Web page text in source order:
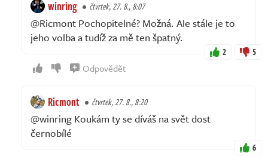
winring čtvrtek, 27. 8., 8:07
@Ricmont Pochopitelné? Možná. Ale stále je to
jeho volba a tudíž za mě ten špatný.
2 5
Odpovědět
Ricmont čtvrtek, 27. 8., 8:20
@winring Koukám ty se díváš na svět dost
černobílé
6